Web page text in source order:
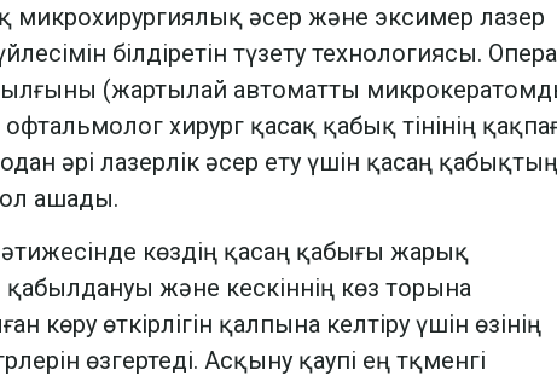
микрохирургиялық әсер және эксимер лазер
білдіретін түзету технологиясы.
(жартылай автоматты
хирург қасақ қабық тінінің
әрі лазерлік әсер ету үшін қасаң қабықтың
ашады.
көздің қасаң қабығы жарық
қабылдануы және кескіннің көз торына
көру өткірлігін қалпына келтіру үшін өзінің
өзгертеді. Асқыну қаупі ең тқменгі